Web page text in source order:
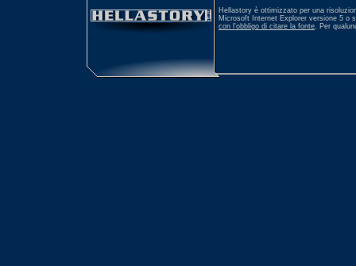
Hellastory è ottimizzato per una
Microsoft Internet Explorer versione 5 o
con l'obbligo di citare la fonte. Per